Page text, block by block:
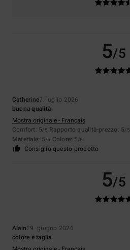
5/5
Catherine7. luglio 2026
buona qualità
Mostra originale - Français
Comfort: 5/5 Rapporto qualità-prezzo: 5/5
Materiale: 5/5 Colore: 5/5
Consiglio questo prodotto
5/5
Alain29. giugno 2026
colore e taglia